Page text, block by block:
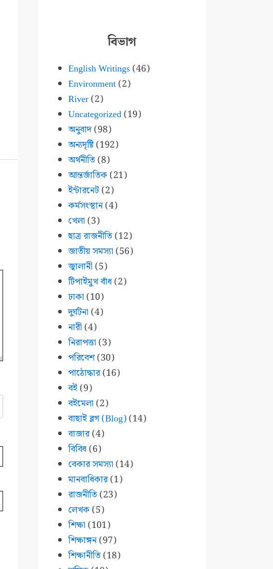
বিভাগ
English Writings(46)
Environment(2)
River(2)
Uncategorized(19)
অনুবাদ(98)
অন্যদৃষ্টি(192)
অর্থনীতি(8)
আন্তর্জাতিক(21)
ইন্টারনেট(2)
কর্মসংস্থান(4)
খেলা (3)
ছাত্র রাজনীতি(12)
জাতীয় সমস্যা (56)
জ্বালানী (5)
টিপাইমুখ বাঁধ(2)
ঢাকা (10)
দুর্ঘটনা (4)
নারী (4)
নিরাপত্তা (3)
পরিবেশ(30)
পাঠোদ্ধার(16)
বই(9)
বইমেলা (2)
বাছাই ব্লগ (Blog)(14)
বাজার(4)
বিবিধ(6)
বেকার সমস্যা (14)
মানবাধিকার(1)
রাজনীতি(23)
লেখক(5)
শিক্ষা (101)
শিক্ষাঙ্গন(97)
শিক্ষানীতি(18)